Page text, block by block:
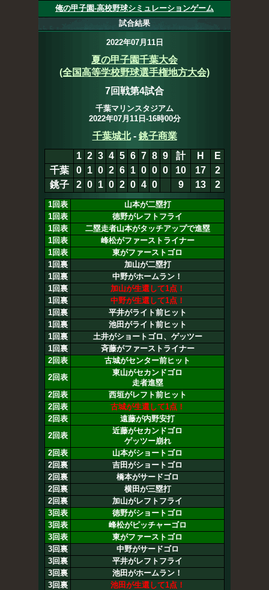
俺の甲子園-高校野球シミュレーションゲーム
試合結果
2022年07月11日
夏の甲子園千葉大会
(全国高等学校野球選手権地方大会)
7回戦第4試合
千葉マリンスタジアム
2022年07月11日-16時00分
千葉城北 10-9 銚子商業
1 2 3 4 5 6 7 8 9 計 H
E
千葉
0 1 0 2 6 1 0 0 0 10 17
3
銚子
2 0 1 0 2 0 4 0 9 13 2
1回表
山本が二塁打
1回表
徳野がレフトフライ
1回表
二塁走者山本がタッチアップで進塁
1回表
峰松がファーストライナー
1回表
東がファーストゴロ
1回裏
加山が二塁打
1回裏
中野がホームラン！
1回裏
加山が生還して1点！
1回裏
中野が生還して1点！
1回裏
平井がライト前ヒット
1回裏
池田がライト前ヒット
1回裏
土井がショートゴロ、ゲッツー
1回裏
斉藤がファーストライナー
2回表
古城がセンター前ヒット
2回表
東山がセカンドゴロ
走者進塁
2回表
西垣がレフト前ヒット
2回表
古城が生還して1点！
2回表
遠藤が内野安打
2回表
近藤がセカンドゴロ
ゲッツー崩れ
2回表
山本がショートゴロ
2回裏
吉田がショートゴロ
2回裏
橋本がサードゴロ
2回裏
横田が三塁打
2回裏
加山がレフトフライ
3回表
徳野がショートゴロ
3回表
峰松がピッチャーゴロ
3回表
東がファーストゴロ
3回裏
中野がサードゴロ
3回裏
平井がレフトフライ
3回裏
池田がホームラン！
3回裏
池田が生還して1点！